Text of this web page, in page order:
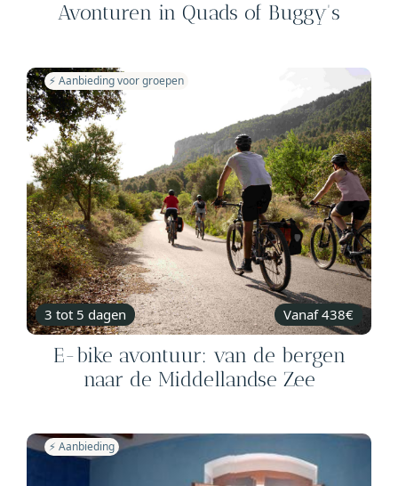
Avonturen in Quads of Buggy's
3 tot 5 dagen Vanaf 438€
⚡️ Aanbieding voor groepen
E-bike avontuur: van de bergen
naar de Middellandse Zee
⚡️ Aanbieding